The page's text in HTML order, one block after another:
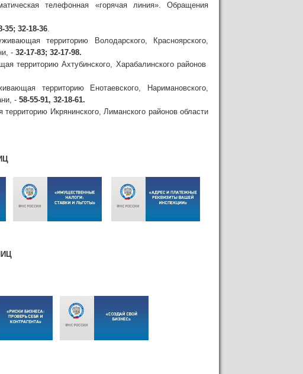
телефонная «горячая линия». Обращения
35; 32-18-36.
территорию Володарского, Красноярского,
- 32-17-83; 32-17-98.
Ахтубинского, Харабалинского районов
территорию Енотаевского, Наримановского,
- 58-55-91, 32-18-61.
Икрянинского, Лиманского районов области